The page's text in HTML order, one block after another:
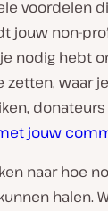
voordelen
jouw non-
nodig hebt
waar
jouw
naar hoe
halen.